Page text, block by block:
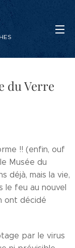
du Verre
!! (enfin, ouf
Musée du
déjà, mais la vie,
le feu au nouvel
ont décidé
par le virus